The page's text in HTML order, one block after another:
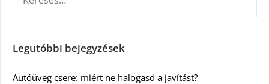
Legutóbbi bejegyzések
Autóüveg csere: miért ne halogasd a javítást?